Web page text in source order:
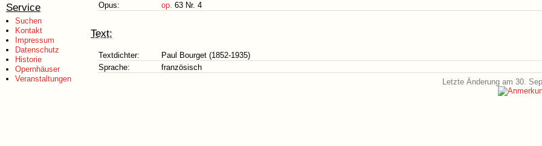
Service
Suchen
Kontakt
Impressum
Datenschutz
Historie
Opernhäuser
Veranstaltungen
Opus:
op. 63 Nr. 4
Text:
Textdichter:
Paul Bourget (1852-1935)
Sprache:
französisch
Letzte Änderung am 30.